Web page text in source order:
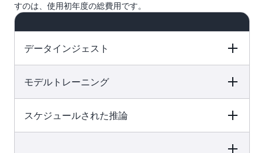
すのは、使用初年度の総費用です。
データインジェスト
Price Calculation
5 GB のデータセットを取り込み
ました。 50 GB の無料利用枠が
モデルトレーニング
Price Calculation
スケジュールされた推論